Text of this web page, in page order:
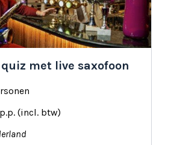
met live saxofoon
(incl. btw)